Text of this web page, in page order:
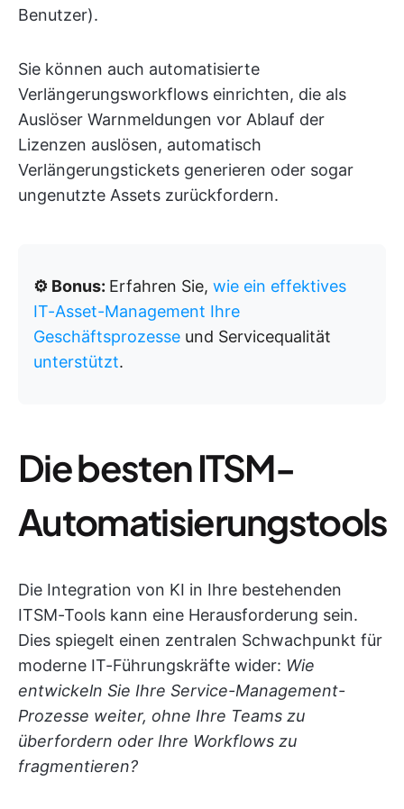
Benutzer).
Sie können auch automatisierte
Verlängerungsworkflows einrichten, die als
Auslöser Warnmeldungen vor Ablauf der
Lizenzen auslösen, automatisch
Verlängerungstickets generieren oder sogar
ungenutzte Assets zurückfordern.
⚙️ Bonus: Erfahren Sie, wie ein effektives
IT-Asset-Management Ihre
Geschäftsprozesse und Servicequalität
unterstützt.
Die besten ITSM-
Automatisierungstools
Die Integration von KI in Ihre bestehenden
ITSM-Tools kann eine Herausforderung sein.
Dies spiegelt einen zentralen Schwachpunkt für
moderne IT-Führungskräfte wider: Wie
entwickeln Sie Ihre Service-Management-
Prozesse weiter, ohne Ihre Teams zu
überfordern oder Ihre Workflows zu
fragmentieren?